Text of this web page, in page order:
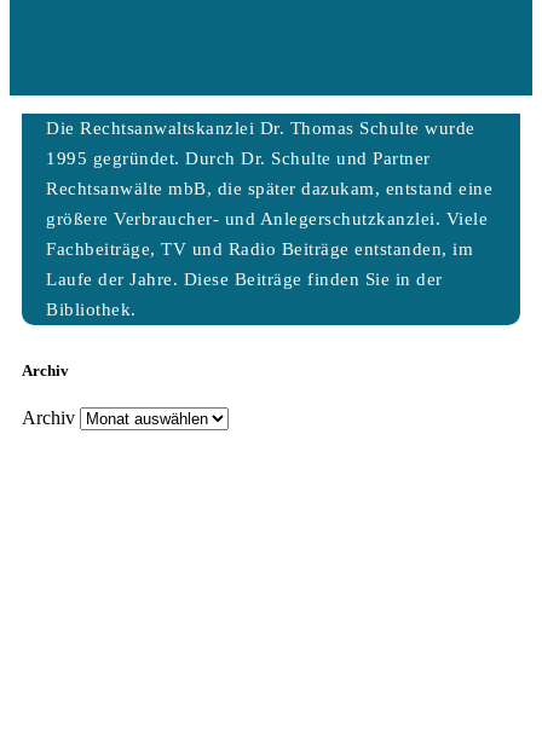
Die Rechtsanwaltskanzlei Dr. Thomas Schulte wurde
1995 gegründet. Durch Dr. Schulte und Partner
Rechtsanwälte mbB, die später dazukam, entstand eine
größere Verbraucher- und Anlegerschutzkanzlei. Viele
Fachbeiträge, TV und Radio Beiträge entstanden, im
Laufe der Jahre. Diese Beiträge finden Sie in der
Bibliothek.
Archiv
Archiv